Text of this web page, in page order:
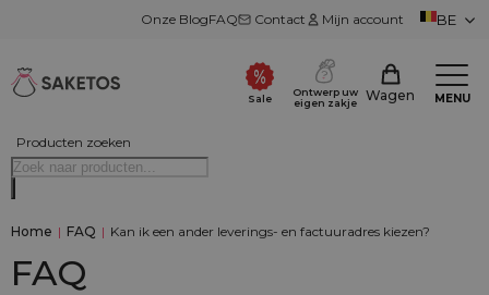
Onze BlogFAQ Contact Mijn account BE
Producten zoeken
Sale
Ontwerp uw
eigen zakje
Wagen MENU
Home | FAQ | Kan ik een ander leverings- en factuuradres kiezen?
FAQ